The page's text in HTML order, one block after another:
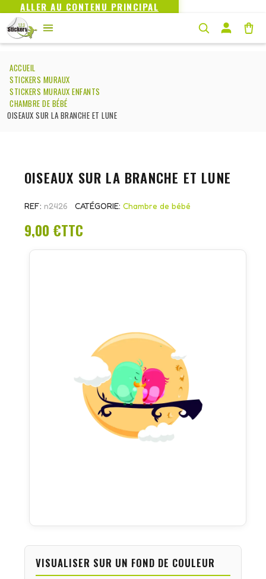
ALLER AU CONTENU PRINCIPAL
ACCUEIL
STICKERS MURAUX
STICKERS MURAUX ENFANTS
CHAMBRE DE BÉBÉ
OISEAUX SUR LA BRANCHE ET LUNE
OISEAUX SUR LA BRANCHE ET LUNE
REF n2426 CATÉGORIE Chambre de bébé
9,00 €TTC
VISUALISER SUR UN FOND DE COULEUR